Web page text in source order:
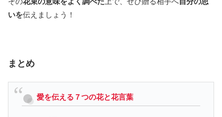
いを伝えましょう！
まとめ
愛を伝える７つの花と花言葉